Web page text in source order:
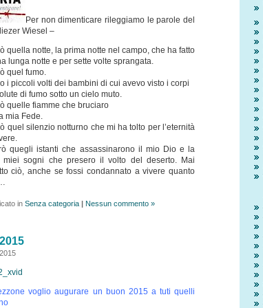
Per non dimenticare rileggiamo le parole del
Wiesel –
quella notte, la prima notte nel campo, che ha fatto
lunga notte e per sette volte sprangata.
quel fumo.
i piccoli volti dei bambini di cui avevo visto i corpi
di fumo sotto un cielo muto.
quelle fiamme che bruciaro
mia Fede.
quel silenzio notturno che mi ha tolto per l’eternità
quegli istanti che assassinarono il mio Dio e la
sogni che presero il volto del deserto. Mai
ciò, anche se fossi condannato a vivere quanto
in Senza categoria | Nessun commento »
voglio augurare un buon 2015 a tuti quelli